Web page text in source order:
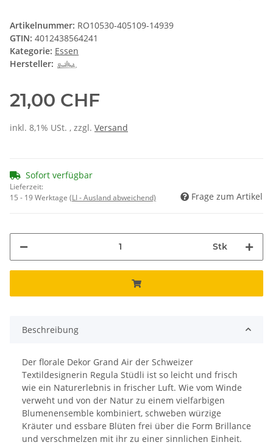
Artikelnummer: RO10530-405109-14939
GTIN: 4012438564241
Kategorie: Essen
Hersteller:
21,00 CHF
inkl. 8,1% USt. , zzgl. Versand
Sofort verfügbar
Lieferzeit:
15 - 19 Werktage (LI - Ausland abweichend) Frage zum Artikel
Stk
Beschreibung
Der florale Dekor Grand Air der Schweizer
Textildesignerin Regula Stüdli ist so leicht und frisch
wie ein Naturerlebnis in frischer Luft. Wie vom Winde
verweht und von der Natur zu einem vielfarbigen
Blumenensemble kombiniert, schweben würzige
Kräuter und essbare Blüten frei über die Form Brillance
und verschmelzen mit ihr zu einer sinnlichen Einheit.